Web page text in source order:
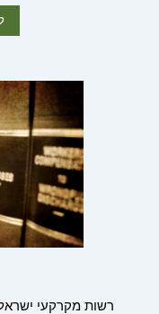
רשות מקרקעי